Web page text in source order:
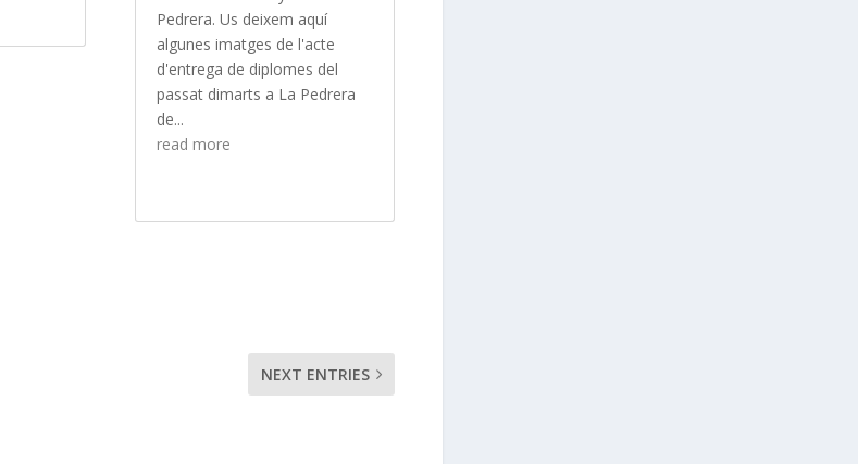
Pedrera. Us deixem aquí
algunes imatges de l'acte
d'entrega de diplomes del
passat dimarts a La Pedrera
de...
read more
NEXT ENTRIES